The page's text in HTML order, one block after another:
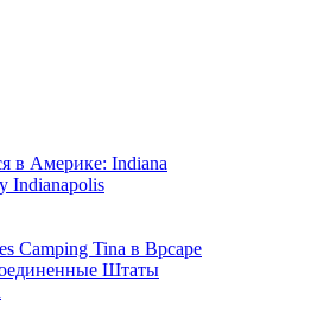
в Америке: Indiana
Indianapolis
Camping Tina в Врсаре
Штаты